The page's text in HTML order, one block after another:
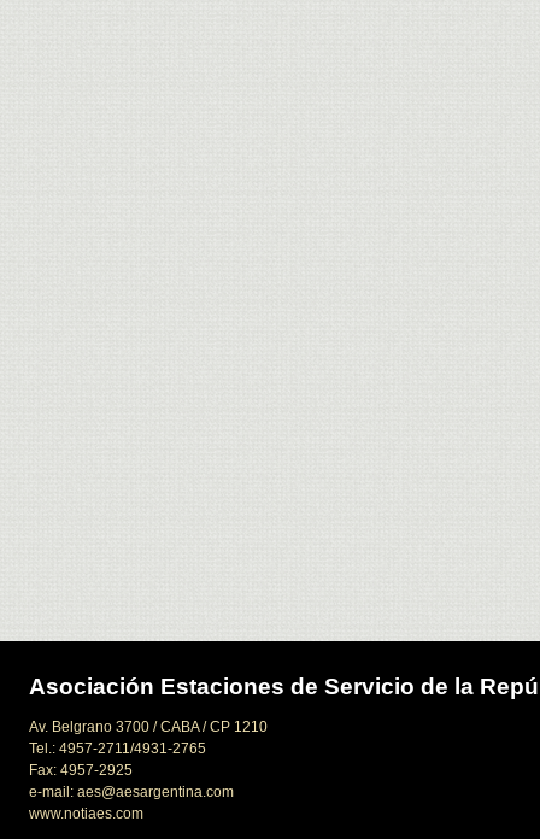
Asociación Estaciones de Servicio de la
Av. Belgrano 3700 / CABA / CP 1210
Tel.: 4957-2711/4931-2765
Fax: 4957-2925
e-mail: aes@aesargentina.com
www.notiaes.com